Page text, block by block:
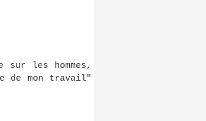
les hommes,
de mon travail"